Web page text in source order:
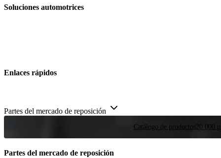
Soluciones automotrices
Enlaces rápidos
Partes del mercado de reposición
Catálogo de productos20 000
Partes del mercado de reposición